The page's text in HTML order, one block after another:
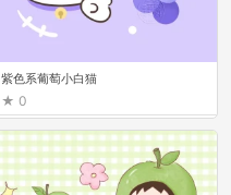
紫色系葡萄小白猫
0